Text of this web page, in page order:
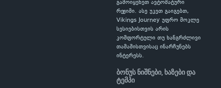
გამოიყენეთ ავტომატური
რეჟიმი. ასე უკეთ გაიგებთ,
Vikings Journey უფრო მოკლე
სესიებისთვის არის
კომფორტული თუ ხანგრძლივი
თამაშისთვისაც ინარჩუნებს
ინტერესს.
ბონუს ნიშნები, ხაზები და
ტემპი